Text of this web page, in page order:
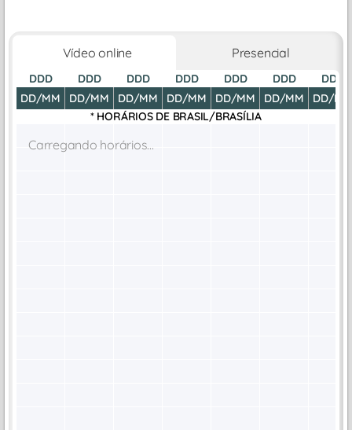
Vídeo online Presencial
DDD
DD/MM
DDD
DD/MM
DDD
DD/MM
DDD
DD/MM
DDD
DD/MM
DDD
DD/MM
DDD
DD/MM
* HORÁRIOS DE BRASIL/BRASÍLIA
Carregando horários...